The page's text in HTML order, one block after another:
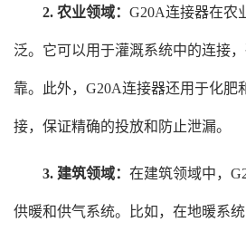
2. 农业领域： G20A连接器在农
泛。它可以用于灌溉系统中的连接
靠。此外，G20A连接器还用于化肥
接，保证精确的投放和防止泄漏。
3. 建筑领域： 在建筑领域中，
供暖和供气系统。比如，在地暖系